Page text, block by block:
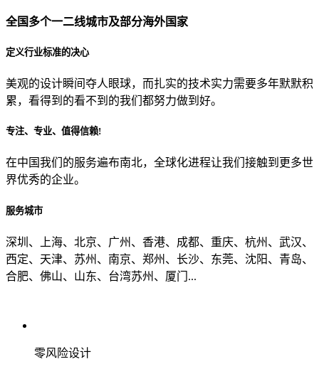
贵公司的团队规模是？
目前主要的营销渠道是？
全国多个一二线城市及部分海外国家
定义行业标准的决心
美观的设计瞬间夺人眼球，而扎实的技术实力需要多年默默积
累，看得到的看不到的我们都努力做到好。
专注、专业、值得信赖!
在中国我们的服务遍布南北，全球化进程让我们接触到更多世
界优秀的企业。
服务城市
深圳、上海、北京、广州、香港、成都、重庆、杭州、武汉、
西定、天津、苏州、南京、郑州、长沙、东莞、沈阳、青岛、
合肥、佛山、山东、台湾苏州、厦门...
零风险设计